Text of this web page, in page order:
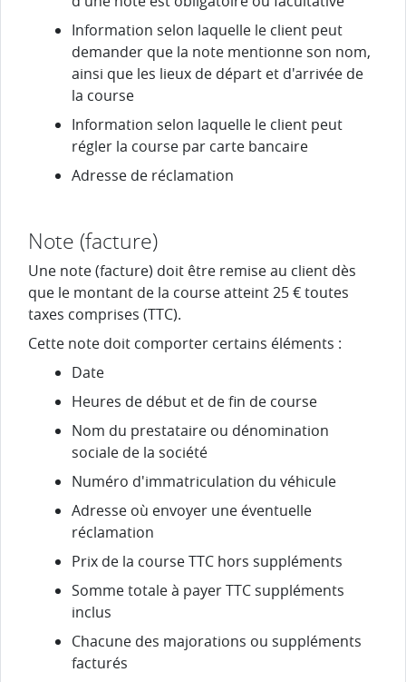
Information selon laquelle le client peut
demander que la note mentionne son nom,
ainsi que les lieux de départ et d'arrivée de
la course
Information selon laquelle le client peut
régler la course par carte bancaire
Adresse de réclamation
Note (facture)
Une note (facture) doit être remise au client dès
que le montant de la course atteint25 €toutes
taxes comprises (TTC).
Cette note doit comporter certains éléments :
Date
Heures de début et de fin de course
Nom du prestataire ou dénomination
sociale de la société
Numéro d'immatriculation du véhicule
Adresse où envoyer une éventuelle
réclamation
Prix de la course TTC hors suppléments
Somme totale à payer TTC suppléments
inclus
Chacune des majorations ou suppléments
facturés